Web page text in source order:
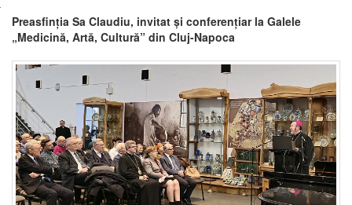
Preasfinția Sa Claudiu, invitat și conferențiar la Galele
„Medicină, Artă, Cultură” din Cluj-Napoca